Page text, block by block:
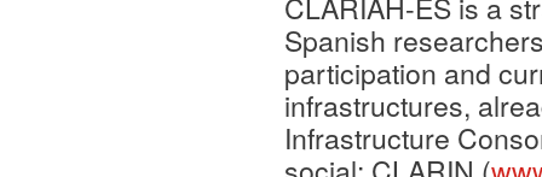
Spanish
participation and
infrastructures,
Infrastructure